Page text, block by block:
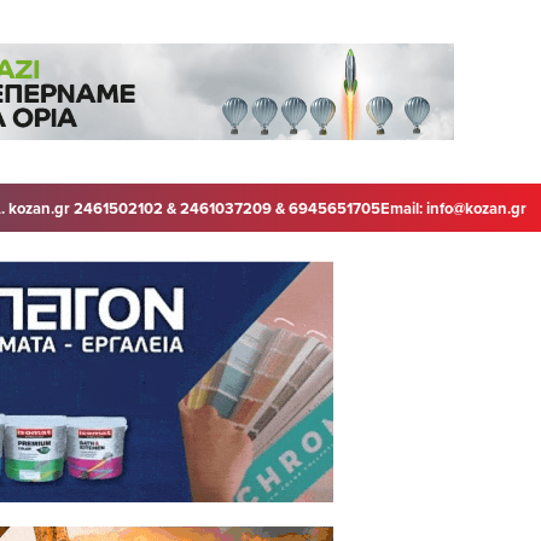
kozan.gr 2461502102 & 2461037209 & 6945651705Email:info@kozan.gr